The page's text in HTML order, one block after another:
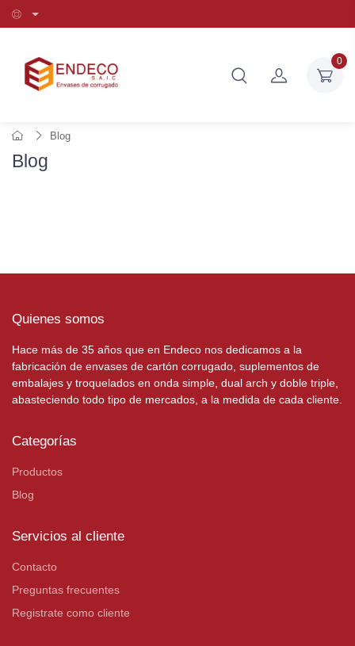
0
Blog
Blog
Quienes somos
Hace más de 35 años que en Endeco nos dedicamos a la
fabricación de envases de cartón corrugado, suplementos de
embalajes y troquelados en onda simple, dual arch y doble triple,
abasteciendo todo tipo de mercados, a la medida de cada cliente.
Categorías
Productos
Blog
Servicios al cliente
Contacto
Preguntas frecuentes
Registrate como cliente